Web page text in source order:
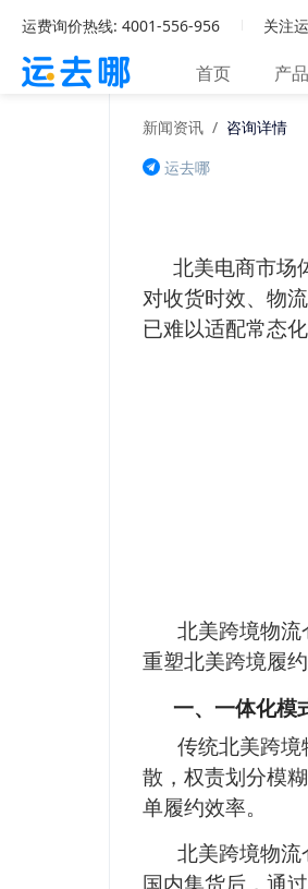
运费询价热线: 4001-556-956 关注
首页 产
新闻资讯 / 咨询详情
运去哪
北美电商市场
对收货时效、物
已难以适配常态
北美跨境物流
重塑北美跨境履
一、一体化模
传统北美跨境
散，权责划分模
单履约效率。
北美跨境物
国内集货后，通